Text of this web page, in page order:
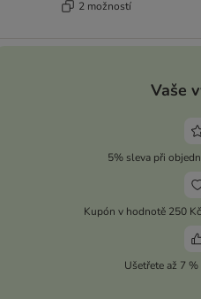
2 možností
Vaše
5% sleva při
Kupón v hodnotě 250
Ušetřete až 7